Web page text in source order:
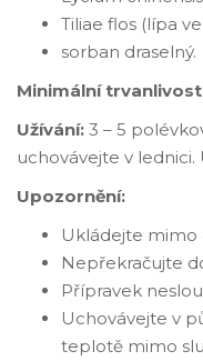
Tiliae flos (lípa
sorban draselný.
Minimální
Užívání: 3 – 5
uchovávejte v
Upozornění:
Ukládejte mimo
Nepřekračujte
Přípravek
Uchovávejte v
teplotě mimo